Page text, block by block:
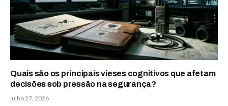
Quais são os principais vieses cognitivos que afetam
decisões sob pressão na segurança?
julho 27, 2026